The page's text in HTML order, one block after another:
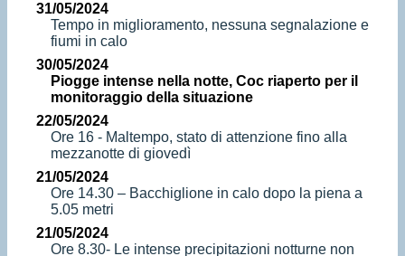
31/05/2024
Tempo in miglioramento, nessuna segnalazione e
fiumi in calo
30/05/2024
Piogge intense nella notte, Coc riaperto per il
monitoraggio della situazione
22/05/2024
Ore 16 - Maltempo, stato di attenzione fino alla
mezzanotte di giovedì
21/05/2024
Ore 14.30 – Bacchiglione in calo dopo la piena a
5.05 metri
21/05/2024
Ore 8.30- Le intense precipitazioni notturne non